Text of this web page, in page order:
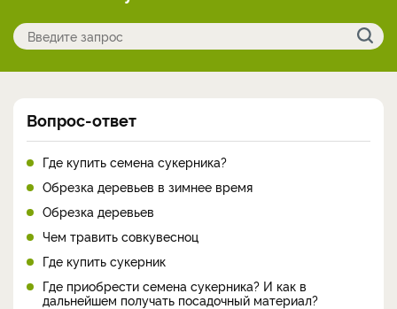
Вопрос-ответ
Где купить семена сукерника?
Обрезка деревьев в зимнее время
Обрезка деревьев
Чем травить совкувесноц
Где купить сукерник
Где приобрести семена сукерника? И как в
дальнейшем получать посадочный материал?